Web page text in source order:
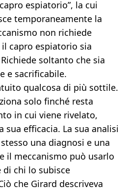
espiatorio”, la cui
temporaneamente la
non richiede
capro espiatorio sia
soltanto che sia
e sacrificabile.
qualcosa di più sottile.
solo finché resta
in cui viene rivelato,
sua efficacia. La sua analisi
una diagnosi e una
il meccanismo può usarlo
chi lo subisce
che Girard descriveva